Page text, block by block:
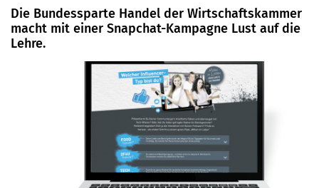
Die Bundessparte Handel der Wirtschaftskammer
macht mit einer Snapchat-Kampagne Lust auf die
Lehre.